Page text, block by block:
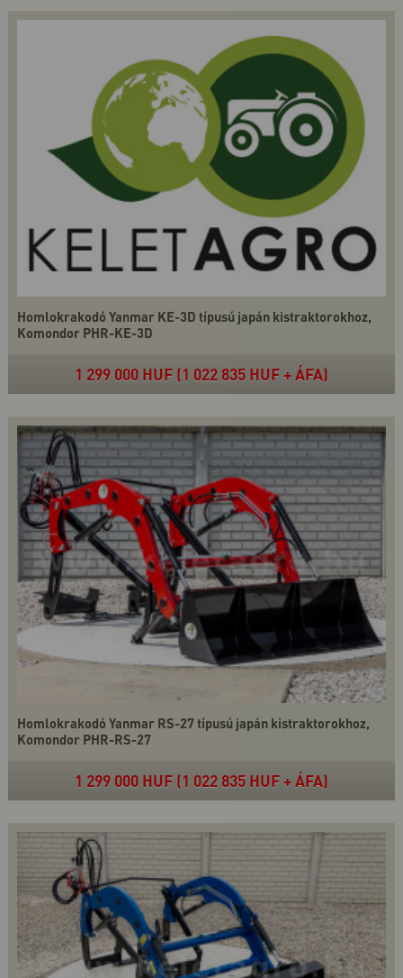
Homlokrakodó Yanmar KE-3D típusú japán kistraktorokhoz,
Komondor PHR-KE-3D
1 299 000 HUF (1 022 835 HUF + ÁFA)
Homlokrakodó Yanmar RS-27 típusú japán kistraktorokhoz,
Komondor PHR-RS-27
1 299 000 HUF (1 022 835 HUF + ÁFA)